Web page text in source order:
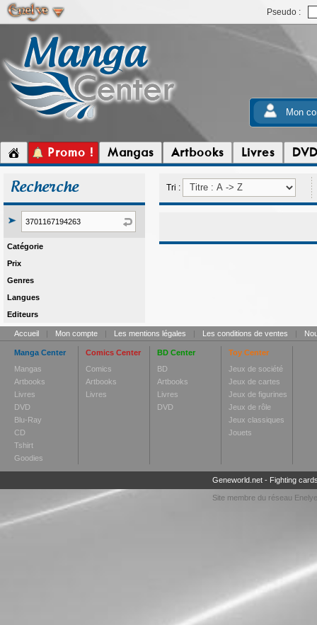
Pseudo :
Mon
Promo ! Mangas Artbooks Livres DVD
Recherche
Catégorie
Prix
Genres
Langues
Editeurs
Tri :
Accueil | Mon compte | Les mentions légales | Les conditions de ventes |
Manga Center
Mangas
Artbooks
Livres
DVD
Blu-Ray
CD
Tshirt
Goodies
Comics Center
Comics
Artbooks
Livres
BD Center
BD
Artbooks
Livres
DVD
Toy Center
Jeux de société
Jeux de cartes
Jeux de figurines
Jeux de rôle
Jeux classiques
Jouets
Geneworld.net- Fighting
Site membre du réseau Enelye